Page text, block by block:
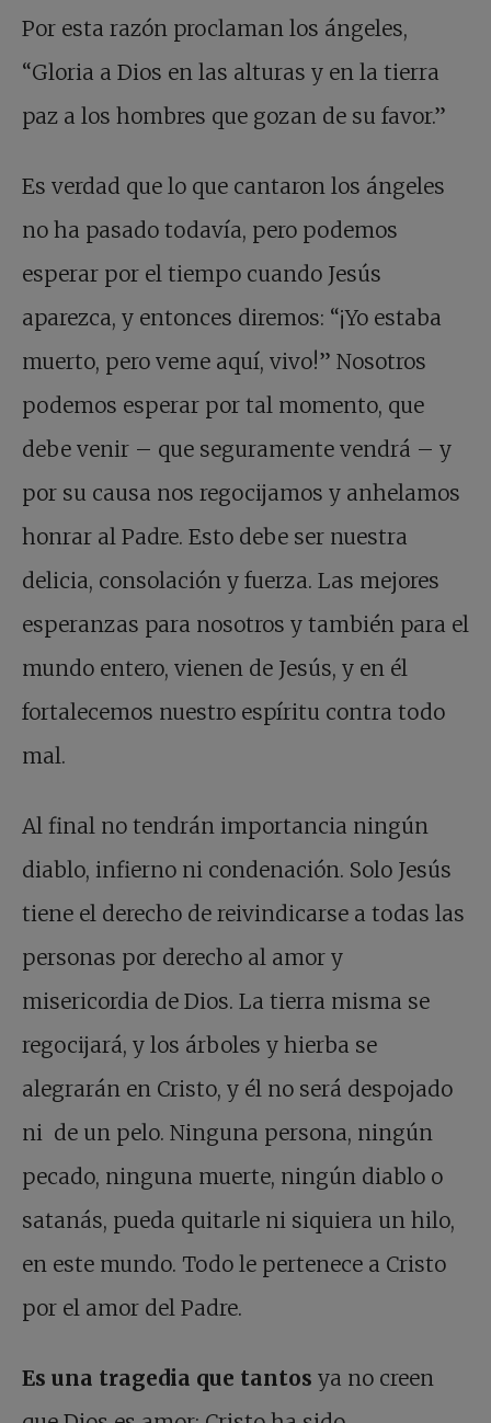
Por esta razón proclaman los ángeles,
“Gloria a Dios en las alturas y en la tierra
paz a los hombres que gozan de su favor.”
Es verdad que lo que cantaron los ángeles
no ha pasado todavía, pero podemos
esperar por el tiempo cuando Jesús
aparezca, y entonces diremos: “¡Yo estaba
muerto, pero veme aquí, vivo!” Nosotros
podemos esperar por tal momento, que
debe venir – que seguramente vendrá – y
por su causa nos regocijamos y anhelamos
honrar al Padre. Esto debe ser nuestra
delicia, consolación y fuerza. Las mejores
esperanzas para nosotros y también para el
mundo entero, vienen de Jesús, y en él
fortalecemos nuestro espíritu contra todo
mal.
Al final no tendrán importancia ningún
diablo, infierno ni condenación. Solo Jesús
tiene el derecho de reivindicarse a todas las
personas por derecho al amor y
misericordia de Dios. La tierra misma se
regocijará, y los árboles y hierba se
alegrarán en Cristo, y él no será despojado
ni de un pelo. Ninguna persona, ningún
pecado, ninguna muerte, ningún diablo o
satanás, pueda quitarle ni siquiera un hilo,
en este mundo. Todo le pertenece a Cristo
por el amor del Padre.
Es una tragedia que tantos ya no creen